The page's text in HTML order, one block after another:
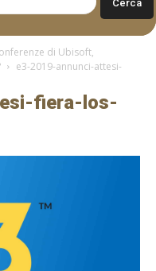
di Ubisoft,
e3-2019-annunci-attesi-
fiera-los-